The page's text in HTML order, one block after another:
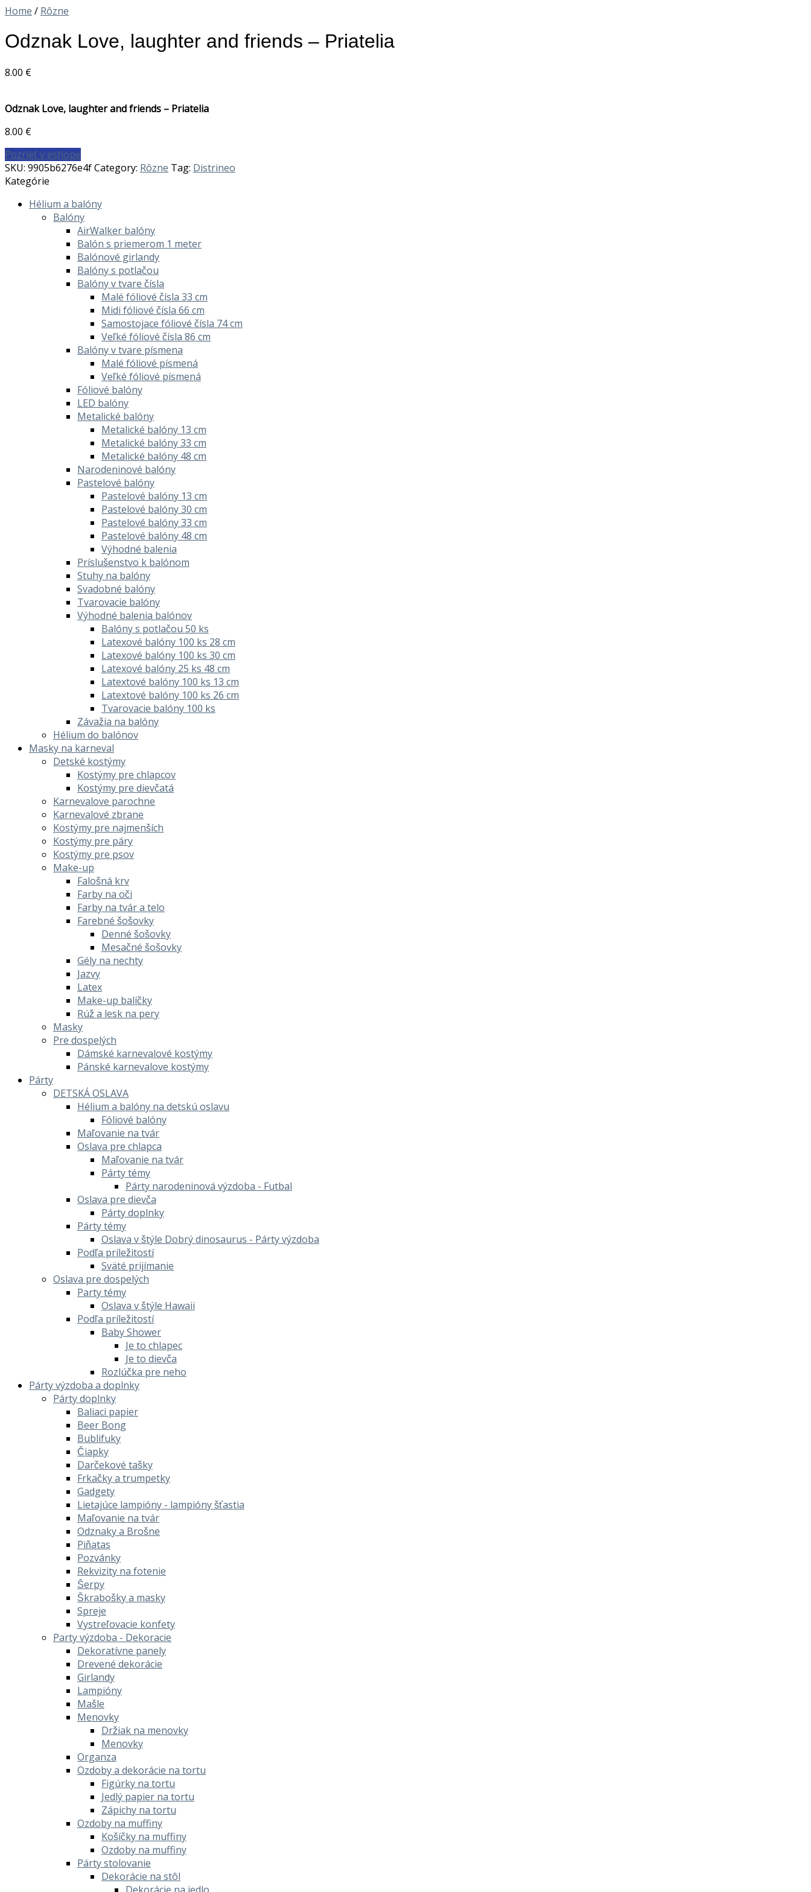
Home / Rôzne
Odznak Love, laughter and friends – Priatelia
8.00 €
Odznak Love, laughter and friends – Priatelia
8.00 €
Pozrieť v eshope
SKU: 9905b6276e4fCategory: Rôzne Tag: Distrineo
Kategórie
Hélium a balóny
Balóny
AirWalker balóny
Balón s priemerom 1 meter
Balónové girlandy
Balóny s potlačou
Balóny v tvare čísla
Malé fóliové čísla 33 cm
Midi fóliové čísla 66 cm
Samostojace fóliové čísla 74 cm
Veľké fóliové čísla 86 cm
Balóny v tvare písmena
Malé fóliové písmená
Veľké fóliové písmená
Fóliové balóny
LED balóny
Metalické balóny
Metalické balóny 13 cm
Metalické balóny 33 cm
Metalické balóny 48 cm
Narodeninové balóny
Pastelové balóny
Pastelové balóny 13 cm
Pastelové balóny 30 cm
Pastelové balóny 33 cm
Pastelové balóny 48 cm
Výhodné balenia
Príslušenstvo k balónom
Stuhy na balóny
Svadobné balóny
Tvarovacie balóny
Výhodné balenia balónov
Balóny s potlačou 50 ks
Latexové balóny 100 ks 28 cm
Latexové balóny 100 ks 30 cm
Latexové balóny 25 ks 48 cm
Latextové balóny 100 ks 13 cm
Latextové balóny 100 ks 26 cm
Tvarovacie balóny 100 ks
Závažia na balóny
Hélium do balónov
Masky na karneval
Detské kostýmy
Kostýmy pre chlapcov
Kostýmy pre dievčatá
Karnevalove parochne
Karnevalové zbrane
Kostýmy pre najmenších
Kostýmy pre páry
Kostýmy pre psov
Make-up
Falošná krv
Farby na oči
Farby na tvár a telo
Farebné šošovky
Denné šošovky
Mesačné šošovky
Gély na nechty
Jazvy
Latex
Make-up balíčky
Rúž a lesk na pery
Masky
Pre dospelých
Dámské karnevalové kostýmy
Pánské karnevalove kostýmy
Párty
DETSKÁ OSLAVA
Hélium a balóny na detskú oslavu
Fóliové balóny
Maľovanie na tvár
Oslava pre chlapca
Maľovanie na tvár
Párty témy
Párty narodeninová výzdoba - Futbal
Oslava pre dievča
Párty doplnky
Párty témy
Oslava v štýle Dobrý dinosaurus - Párty výzdoba
Podľa príležitostí
Sväté prijímanie
Oslava pre dospelých
Party témy
Oslava v štýle Hawaii
Podľa príležitostí
Baby Shower
Je to chlapec
Je to dievča
Rozlúčka pre neho
Párty výzdoba a doplnky
Párty doplnky
Baliaci papier
Beer Bong
Bublifuky
Čiapky
Darčekové tašky
Frkačky a trumpetky
Gadgety
Lietajúce lampióny - lampióny šťastia
Maľovanie na tvár
Odznaky a Brošne
Piňatas
Pozvánky
Rekvizity na fotenie
Šerpy
Škrabošky a masky
Spreje
Vystreľovacie konfety
Party výzdoba - Dekoracie
Dekoratívne panely
Drevené dekorácie
Girlandy
Lampióny
Mašle
Menovky
Držiak na menovky
Menovky
Organza
Ozdoby a dekorácie na tortu
Figúrky na tortu
Jedlý papier na tortu
Zápichy na tortu
Ozdoby na muffiny
Košíčky na muffiny
Ozdoby na muffiny
Párty stolovanie
Dekorácie na stôl